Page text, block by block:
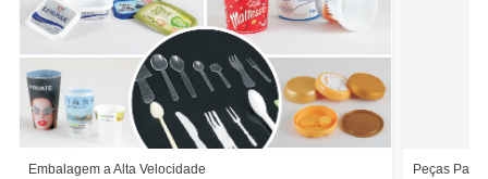
Embalagem a Alta Velocidade Peças Para